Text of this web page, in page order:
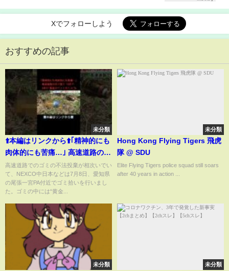
Xでフォローしよう
おすすめの記事
未分類
⬆️本編はリンクから⬆️｢精神的にも
肉体的にも苦痛…｣ 高速道路のポ
イ捨て 10分で 4本の"黄金のペッ
トボトル"も
高速道路でのゴミの不法投棄が相次いでい
て、NEXCO中日本などは7月8日、愛知県
の尾張一宮PA付近でゴミ拾いを行いまし
た。ゴミの中には“黄金...
未分類
Hong Kong Flying Tigers 飛虎
隊 @ SDU
Elite Flying Tigers police squad still soars
after 40 years in action ...
未分類 未分類